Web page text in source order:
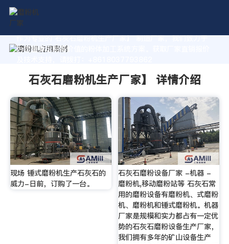
作为专业的 石灰石磨粉机生产厂家】 制造厂家，我们致力于
为您量身定制高价值的粉体加工系统方案。获取厂家直销报价
石灰石磨粉机生产厂家】 详情介绍
现场 锤式磨粉机生产石灰石的
威力-日前，订购了一台。
石灰石磨粉设备厂家 -机器 -
磨粉机,移动磨粉站等 石灰石常
用的磨粉设备有磨粉机、式磨粉
机、磨粉机和锤式磨粉机。机器
厂家是规模和实力都占有一定优
势的石灰石磨粉设备生产厂家，
我们拥有多年的矿山设备生产